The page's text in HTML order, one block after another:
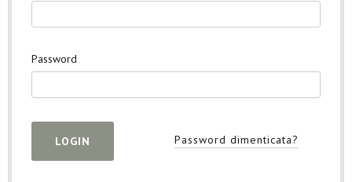
Password
Password dimenticata?